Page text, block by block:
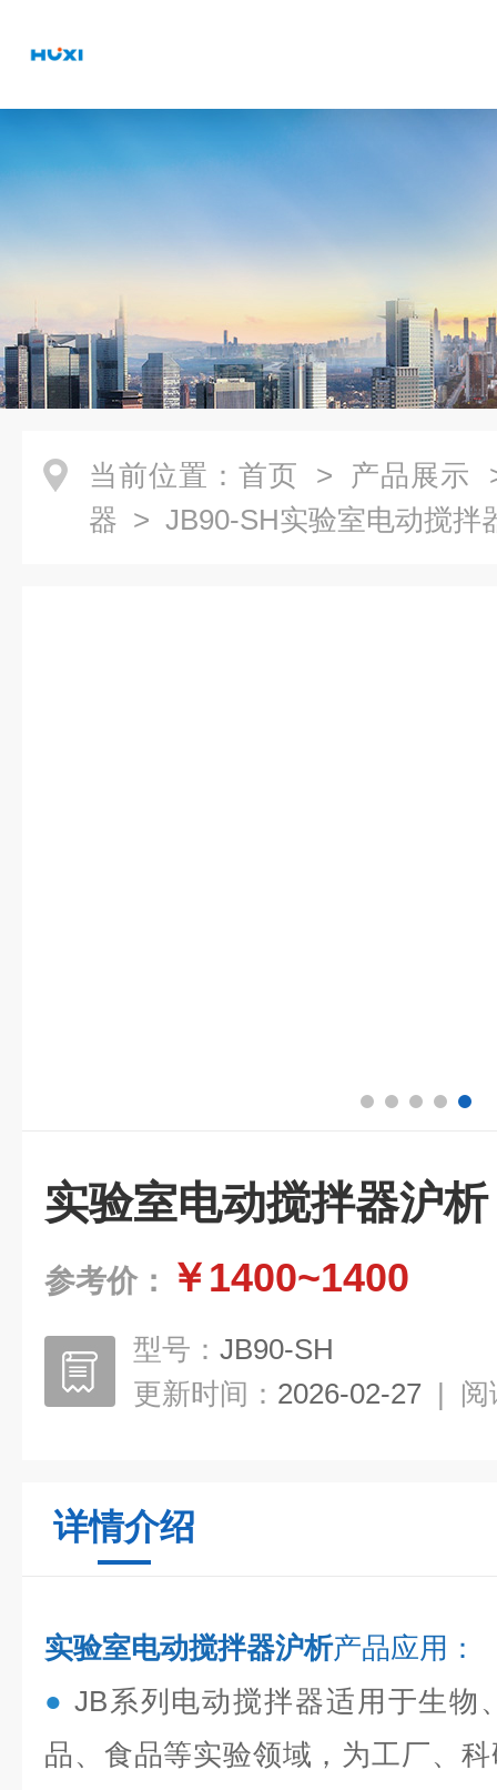
当前位置： 首页 > 产品展示
器 > JB90-SH实验室电动搅拌
实验室电动搅拌器沪析
参考价： ￥1400~1400
型号： JB90-SH
更新时间： 2026-02-27 | 阅
详情介绍
实验室电动搅拌器沪析产品应用：
● JB系列电动搅拌器适用于生物
品、食品等实验领域，为工厂、